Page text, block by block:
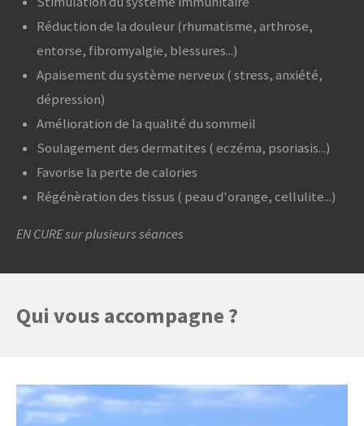
Réduction de la douleur (rhumatisme, arthrose,
entorse, fibromyalgie, blessures...)
Apaisement du système nerveux ( stress, anxiété,
dépression)
Amélioration de la qualité du sommeil
Soulagement des dermatites ( eczéma, psoriasis...)
Favorise la perte de calories
Régénèration des tissus ( peau d'orange, cellulite...)
EN CURE sur plusieurs séances
Qui vous accompagne ?